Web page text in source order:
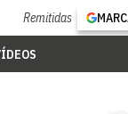
Remitidas